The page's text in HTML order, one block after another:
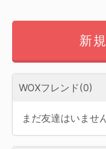
新
WOXフレンド(0)
まだ友達はいませ